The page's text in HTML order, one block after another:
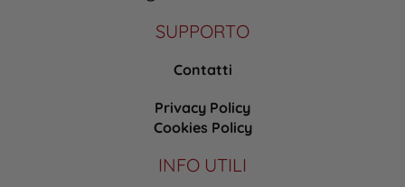
SUPPORTO
Contatti
Privacy Policy
Cookies Policy
INFO UTILI